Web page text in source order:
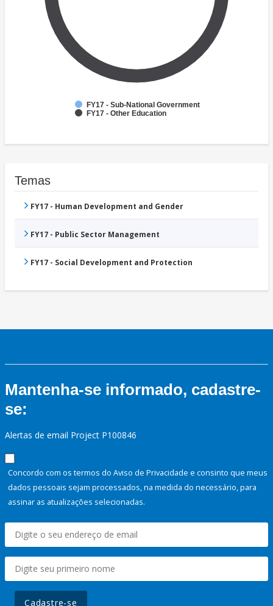
FY17 - Sub-National Government
FY17 - Other Education
Temas
FY17 - Human Development and Gender
FY17 - Public Sector Management
FY17 - Social Development and Protection
Mantenha-se informado, cadastre-
se:
Alertas de email Project P100846
Concordo com os termos do Aviso de Privacidade e consinto que meus
dados pessoais sejam processados, na medida do necessário, para
assinar as atualizações selecionadas.
Cadastre-se